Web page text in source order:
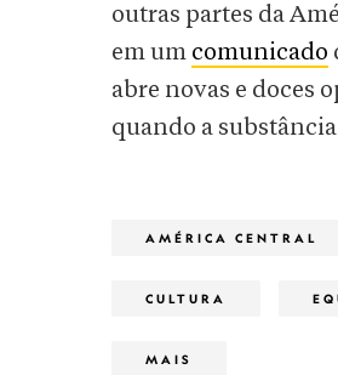
outras partes da
em um comunicado
abre novas e doces
quando a
AMÉRICA CENTRAL
CULTURA
MAIS